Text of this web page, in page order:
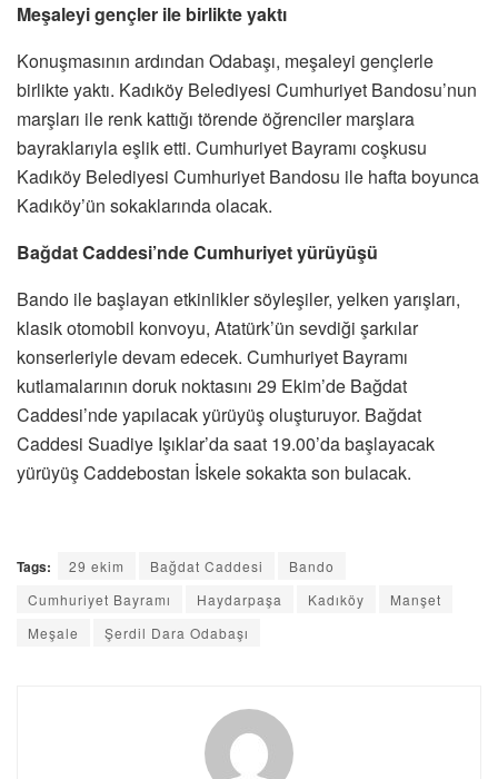
Meşaleyi gençler ile birlikte yaktı
Konuşmasının ardından Odabaşı, meşaleyi gençlerle
birlikte yaktı. Kadıköy Belediyesi Cumhuriyet Bandosu’nun
marşları ile renk kattığı törende öğrenciler marşlara
bayraklarıyla eşlik etti. Cumhuriyet Bayramı coşkusu
Kadıköy Belediyesi Cumhuriyet Bandosu ile hafta boyunca
Kadıköy’ün sokaklarında olacak.
Bağdat Caddesi’nde Cumhuriyet yürüyüşü
Bando ile başlayan etkinlikler söyleşiler, yelken yarışları,
klasik otomobil konvoyu, Atatürk’ün sevdiği şarkılar
konserleriyle devam edecek. Cumhuriyet Bayramı
kutlamalarının doruk noktasını 29 Ekim’de Bağdat
Caddesi’nde yapılacak yürüyüş oluşturuyor. Bağdat
Caddesi Suadiye Işıklar’da saat 19.00’da başlayacak
yürüyüş Caddebostan İskele sokakta son bulacak.
Tags: 29 ekim Bağdat Caddesi
Bando
Cumhuriyet Bayramı
Haydarpaşa Kadıköy
Manşet
Meşale
Şerdil Dara Odabaşı